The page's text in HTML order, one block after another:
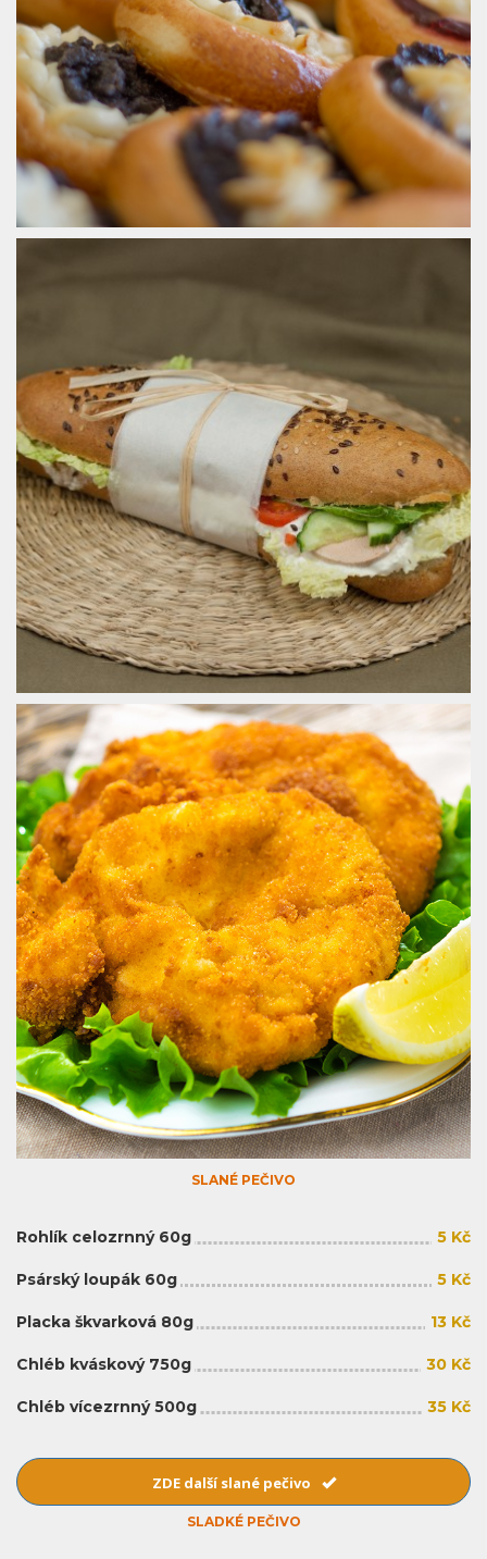
SLANÉ PEČIVO
Rohlík celozrnný 60g 5 Kč
Psárský loupák 60g 5 Kč
Placka škvarková 80g 13 Kč
Chléb kváskový 750g 30 Kč
Chléb vícezrnný 500g 35 Kč
ZDE další slané pečivo
SLADKÉ PEČIVO